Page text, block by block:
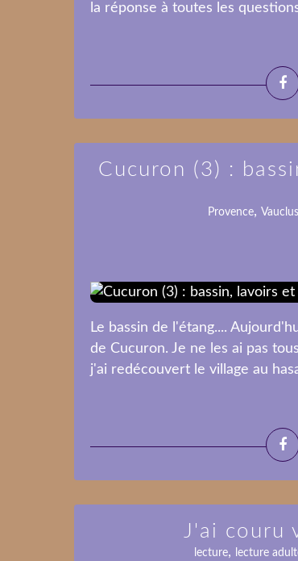
la réponse à toutes les
Cucuron (3) :
Provence,
Le bassin de l'étang....
de Cucuron. Je ne les ai pas
j'ai redécouvert le village au
J'ai couru
lecture, lecture